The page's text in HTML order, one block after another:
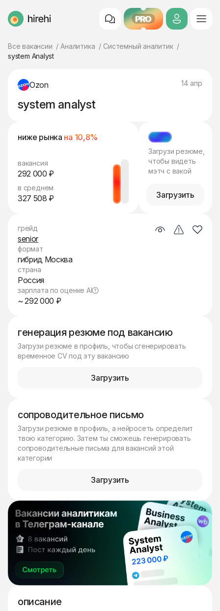
HireHi PRO
Все вакансии Аналитика
Системный аналитик
system Analyst
Ozon 14 апр
system analyst
ниже рынка на 10,8%
вакансия
292 000 ₽
в среднем
327 508 ₽
МЭТЧ
Загрузи резюме,
чтобы видеть
мэтч с вакой
Загрузить
генерация резюме под вакансию
Загрузи резюме в профиль, чтобы сгенерировать
временное CV под эту вакансию
Загрузить
сопроводительное письмо
Загрузи резюме в профиль, а нейросеть определит
твою категорию. Затем ты сможешь генерировать
сопроводительные письма для вакансий этой
категории
Загрузить
описание
грейд
senior
формат
гибрид Москва
страна
Россия
зарплата по оценке AI
~ 292 000 ₽